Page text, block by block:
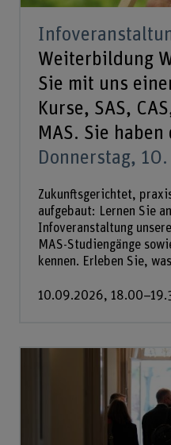
Weiterbildung
Sie mit uns
Kurse, SAS,
MAS. Sie
Donnerstag,
Zukunftsgerichtet,
aufgebaut: Lernen Sie
Infoveranstaltung
MAS-Studiengänge
kennen. Erleben Sie,
10.09.2026,